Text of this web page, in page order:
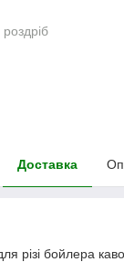
роздріб
Доставка
різі бойлера